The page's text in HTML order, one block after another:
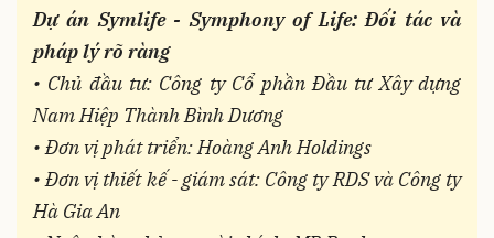
Dự án Symlife - Symphony of Life: Đối tác và
pháp lý rõ ràng
• Chủ đầu tư: Công ty Cổ phần Đầu tư Xây dựng
Nam Hiệp Thành Bình Dương
• Đơn vị phát triển: Hoàng Anh Holdings
• Đơn vị thiết kế - giám sát: Công ty RDS và Công ty
Hà Gia An